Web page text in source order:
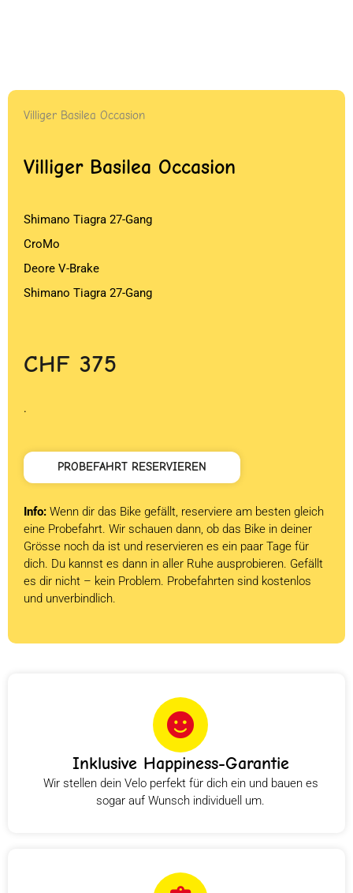
Villiger Basilea Occasion
Villiger Basilea Occasion
Shimano Tiagra 27-Gang
CroMo
Deore V-Brake
Shimano Tiagra 27-Gang
CHF 375
.
PROBEFAHRT RESERVIEREN
Info: Wenn dir das Bike gefällt, reserviere am besten gleich
eine Probefahrt. Wir schauen dann, ob das Bike in deiner
Grösse noch da ist und reservieren es ein paar Tage für
dich. Du kannst es dann in aller Ruhe ausprobieren. Gefällt
es dir nicht – kein Problem. Probefahrten sind kostenlos
und unverbindlich.
Inklusive Happiness-Garantie
Wir stellen dein Velo perfekt für dich ein und bauen es
sogar auf Wunsch individuell um.